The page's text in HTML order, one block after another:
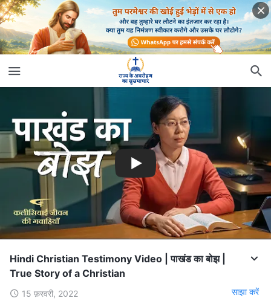
Hindi Christian Testimony Video | पाखंड का बोझ |
True Story of a Christian
15 फ़रवरी, 2022 साझा करें